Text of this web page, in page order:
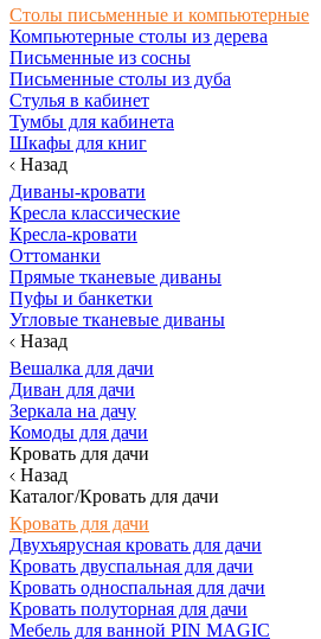
Столы письменные и компьютерные
Компьютерные столы из дерева
Письменные из сосны
Письменные столы из дуба
Стулья в кабинет
Тумбы для кабинета
Шкафы для книг
Назад
Диваны-кровати
Кресла классические
Кресла-кровати
Оттоманки
Прямые тканевые диваны
Пуфы и банкетки
Угловые тканевые диваны
Назад
Вешалка для дачи
Диван для дачи
Зеркала на дачу
Комоды для дачи
Кровать для дачи
Назад
Каталог/Кровать для дачи
Кровать для дачи
Двухъярусная кровать для дачи
Кровать двуспальная для дачи
Кровать односпальная для дачи
Кровать полуторная для дачи
Мебель для ванной PIN MAGIC